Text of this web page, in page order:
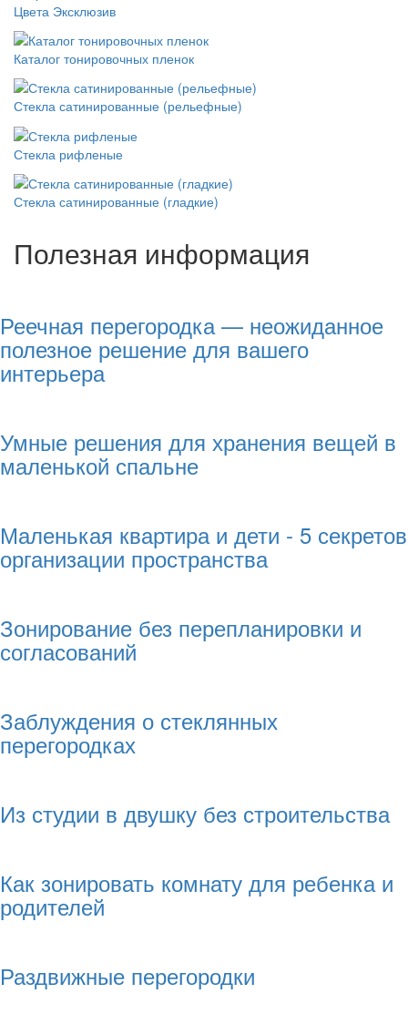
Цвета Эксклюзив
Каталог тонировочных пленок
Стекла сатинированные (рельефные)
Стекла рифленые
Стекла сатинированные (гладкие)
Полезная информация
Реечная перегородка — неожиданное
полезное решение для вашего
интерьера
Умные решения для хранения вещей в
маленькой спальне
Маленькая квартира и дети - 5 секретов
организации пространства
Зонирование без перепланировки и
согласований
Заблуждения о стеклянных
перегородках
Из студии в двушку без строительства
Как зонировать комнату для ребенка и
родителей
Раздвижные перегородки